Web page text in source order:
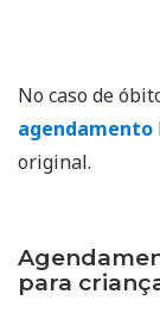
No caso de
agendamento
original.
para